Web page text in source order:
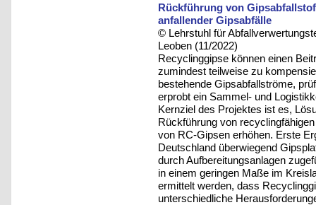
Rückführung von
anfallender Gipsabfälle
© Lehrstuhl für
Leoben (11/2022)
Recyclinggipse können einen
zumindest teilweise zu
bestehende Gipsabfallströme,
erprobt ein Sammel- und
Kernziel des Projektes ist es,
Rückführung von
von RC-Gipsen erhöhen. Erste
Deutschland überwiegend
durch Aufbereitungsanlagen
in einem geringen Maße im
ermittelt werden, dass
unterschiedliche